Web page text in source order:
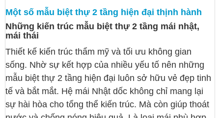
Một số mẫu biệt thự 2 tầng hiện đại thịnh hành
Những kiến trúc mẫu biệt thự 2 tầng mái nhật,
mái thái
Thiết kế kiến trúc thẩm mỹ và tối ưu không gian
sống. Nhờ sự kết hợp của nhiều yếu tố nên những
mẫu biệt thự 2 tầng hiện đại luôn sở hữu vẻ đẹp tinh
tế và bắt mắt. Hệ mái Nhật dốc không chỉ mang lại
sự hài hòa cho tổng thể kiến trúc. Mà còn giúp thoát